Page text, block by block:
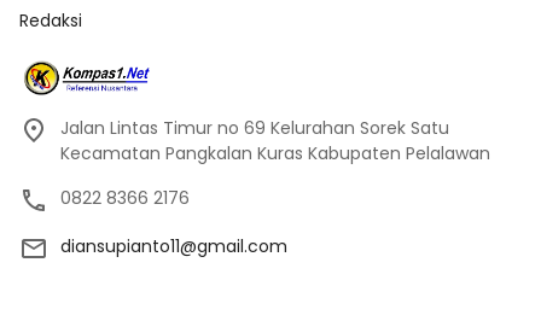
Redaksi
Jalan Lintas Timur no 69 Kelurahan Sorek Satu
Kecamatan Pangkalan Kuras Kabupaten Pelalawan
0822 8366 2176
diansupianto11@gmail.com